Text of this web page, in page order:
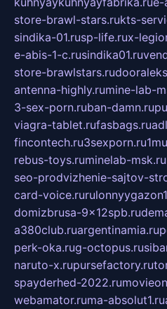
store-brawl-stars.rukts-
sindika-01.rusp-life.rux-
e-abis-1-c.rusindika01.ru
store-brawlstars.ru
antenna-highly.rumine-lab-
3-sex-porn.ruban-damn.ru
viagra-tablet.rufasbags.ru
fincontech.ru3sexporn.ru
rebus-toys.ruminelab-msk.ru
seo-prodvizhenie-sajtov-
card-voice.ru
domizbrusa-9x12spb.ru
a380club.ruargentinamia.ru
perk-oka.rug-octopus.ru
naruto-x.rupursefactory.ru
spayderhed-2022.ru
webamator.ruma-absolut1.ru